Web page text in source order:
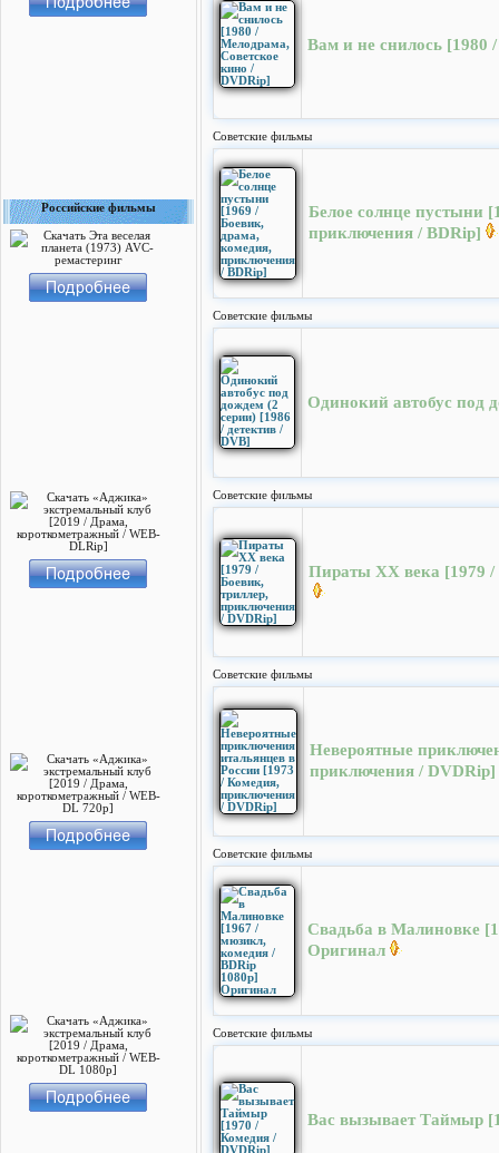
Российские фильмы
Вам и не снилось [1980
Cоветские фильмы
Белое солнце пустыни
приключения / BDRip]
Cоветские фильмы
Одинокий автобус под
Cоветские фильмы
Пираты ХХ века [1979 /
Cоветские фильмы
Невероятные
приключения / DVDRip]
Cоветские фильмы
Свадьба в Малиновке
Оригинал
Cоветские фильмы
Вас вызывает Таймыр